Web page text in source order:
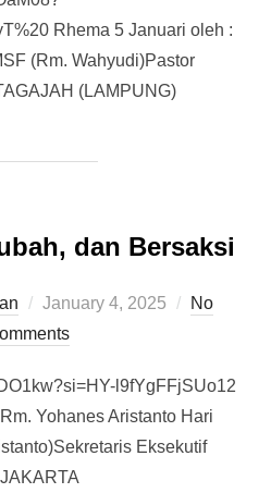
Rhema 5 Januari oleh :
(Rm. Wahyudi)Pastor
(LAMPUNG)
dan Bersaksi
Posted
on
January 4, 2025
No
l9fYgFFjSUo12
Yohanes Aristanto Hari
Eksekutif